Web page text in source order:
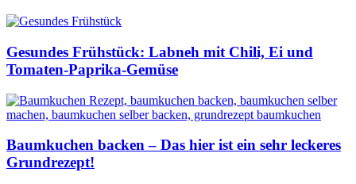
Gesundes Frühstück: Labneh mit Chili, Ei und
Tomaten-Paprika-Gemüse
Baumkuchen backen – Das hier ist ein sehr leckeres
Grundrezept!